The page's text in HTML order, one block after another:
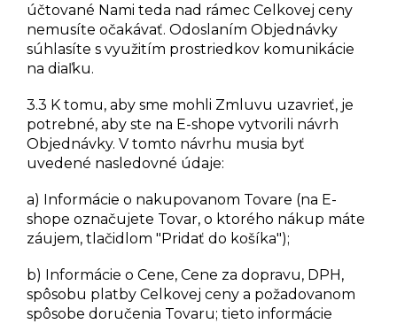
účtované Nami teda nad rámec Celkovej ceny
nemusíte očakávať. Odoslaním Objednávky
súhlasíte s využitím prostriedkov komunikácie
na diaľku.
3.3 K tomu, aby sme mohli Zmluvu uzavrieť, je
potrebné, aby ste na E-shope vytvorili návrh
Objednávky. V tomto návrhu musia byť
uvedené nasledovné údaje:
a) Informácie o nakupovanom Tovare (na E-
shope označujete Tovar, o ktorého nákup máte
záujem, tlačidlom "Pridať do košíka");
b) Informácie o Cene, Cene za dopravu, DPH,
spôsobu platby Celkovej ceny a požadovanom
spôsobe doručenia Tovaru; tieto informácie